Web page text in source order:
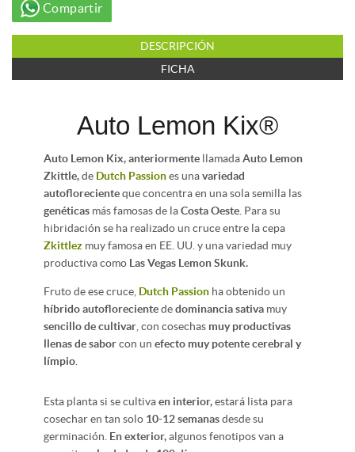
Compartir
DESCRIPCIÓN
FICHA
Auto Lemon Kix®
Auto Lemon Kix, anteriormente llamadaAuto Lemon
Zkittle,de Dutch Passiones unavariedad
autoflorecienteque concentra en una sola semilla las
genéticas más famosas de laCosta Oeste . Para su
hibridación se ha realizado un cruce entre la cepa
Zkittlez muy famosa en EE. UU. y una variedad muy
productiva como Las Vegas Lemon Skunk.
Fruto de ese cruce, Dutch Passion ha obtenido un
híbrido autoflorecientededominancia sativa muy
sencillo de cultivar, con cosechas muy productivas
llenas de saborcon un efecto muy potente cerebral y
límpio.
Esta planta si se cultivaen interior,estará lista para
cosechar en tan solo 10-12 semanasdesde su
germinación. En exterior,algunos fenotipos van a